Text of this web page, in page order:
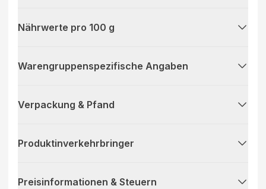
Nährwerte pro 100 g
Warengruppenspezifische Angaben
Verpackung & Pfand
Produktinverkehrbringer
Preisinformationen & Steuern